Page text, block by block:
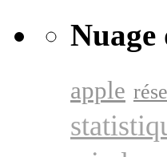
Nuage
apple